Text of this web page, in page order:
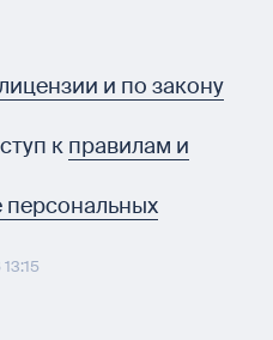
и по закону
к правилам и
персональных